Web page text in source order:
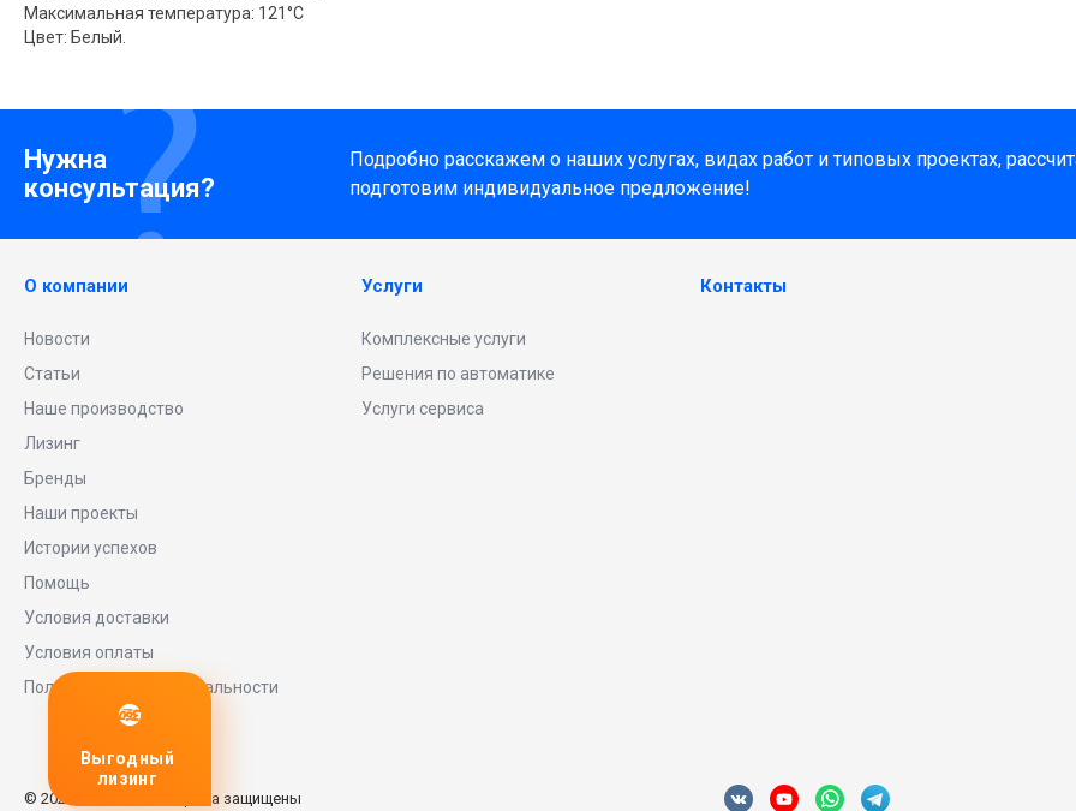
Максимальная температура: 121°С
Цвет: Белый.
Нужна
консультация?
Подробно расскажем о наших услугах, видах работ и типовых проектах,
подготовим индивидуальное предложение!
О компании
Новости
Статьи
Наше производство
Лизинг
Бренды
Наши проекты
Истории успехов
Помощь
Условия доставки
Условия оплаты
Политика конфиденциальности
Услуги
Комплексные услуги
Решения по автоматике
Услуги сервиса
Контакты
© 2026 Universe, Все права защищены
Любое
оборудование